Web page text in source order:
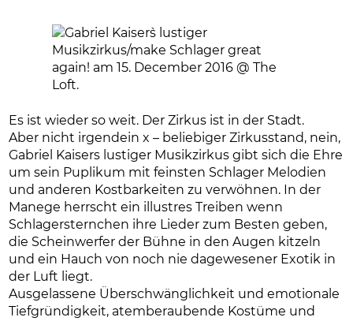
Es ist wieder so weit. Der Zirkus ist in der Stadt.
Aber nicht irgendein x – beliebiger Zirkusstand, nein,
Gabriel Kaisers lustiger Musikzirkus gibt sich die Ehre
um sein Puplikum mit feinsten Schlager Melodien
und anderen Kostbarkeiten zu verwöhnen. In der
Manege herrscht ein illustres Treiben wenn
Schlagersternchen ihre Lieder zum Besten geben,
die Scheinwerfer der Bühne in den Augen kitzeln
und ein Hauch von noch nie dagewesener Exotik in
der Luft liegt.
Ausgelassene Überschwänglichkeit und emotionale
Tiefgründigkeit, atemberaubende Kostüme und